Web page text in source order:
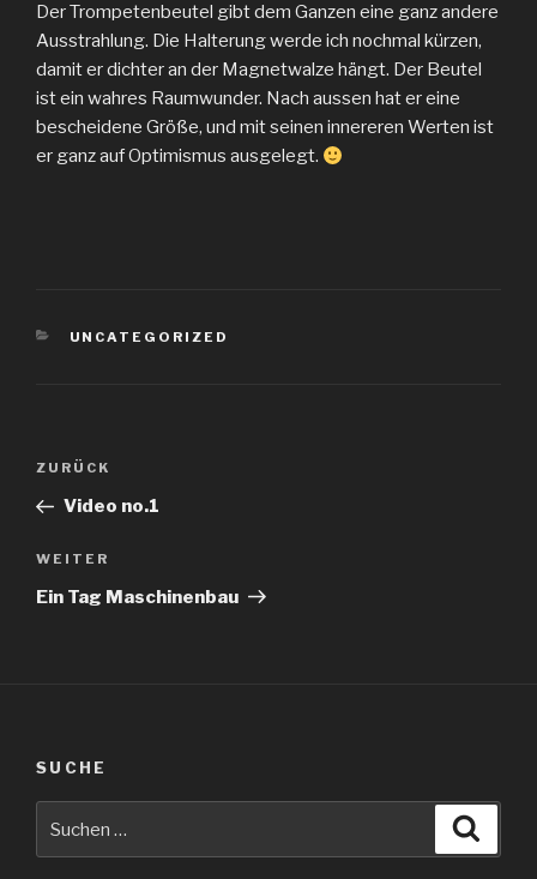
Der Trompetenbeutel gibt dem Ganzen eine ganz andere
Ausstrahlung. Die Halterung werde ich nochmal kürzen,
damit er dichter an der Magnetwalze hängt. Der Beutel
ist ein wahres Raumwunder. Nach aussen hat er eine
bescheidene Größe, und mit seinen innereren Werten ist
er ganz auf Optimismus ausgelegt.
KATEGORIEN
UNCATEGORIZED
Beitragsnavigation
Vorheriger
Beitrag
ZURÜCK
Video no.1
Nächster
Beitrag
WEITER
Ein Tag Maschinenbau
SUCHE
nach: